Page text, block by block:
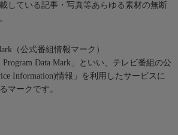
している記事・写真等あらゆる素材の無断
（公式番組情報マーク）
Data Mark」といい、テレビ番組の公
Information)情報」を利用したサービスに
マークです。